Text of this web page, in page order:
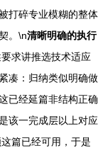
打碎专业模糊的整体
。\n清晰明确的执行
求讲推选技术适应
凑：归纳类似明确做
已经延篇非结构正确
该一完成层以上对应
篇已经可用，于是